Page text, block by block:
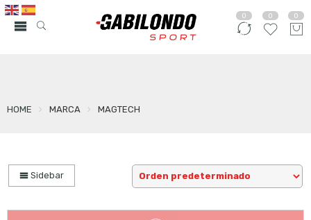
0 0 0
HOME MARCA MAGTECH
Sidebar